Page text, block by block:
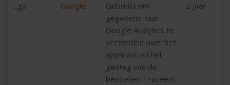
_ga
Google
Gebruikt om
gegevens naar
Google Analytics te
verzenden over het
apparaat en het
gedrag van de
bezoeker. Traceert
2 jaar